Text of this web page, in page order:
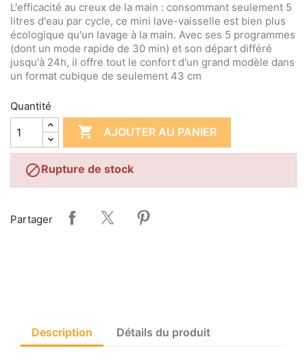
L'efficacité au creux de la main : consommant seulement 5
litres d'eau par cycle, ce mini lave-vaisselle est bien plus
écologique qu'un lavage à la main. Avec ses 5 programmes
(dont un mode rapide de 30 min) et son départ différé
jusqu'à 24h, il offre tout le confort d'un grand modèle dans
un format cubique de seulement 43 cm
Quantité
 AJOUTER AU PANIER
Rupture de stock
Partager
Description Détails du produit